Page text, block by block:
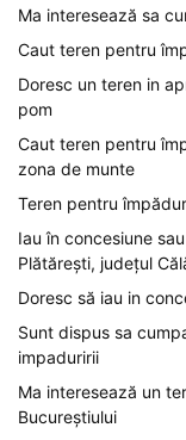
Ma interesează sa
Caut teren pentru
Doresc un teren in
pom
Caut teren pentru
zona de munte
Teren pentru
Iau în concesiune
Plătărești, județul
Doresc să iau in
Sunt dispus sa
impaduririi
Ma interesează un
Bucureștiului